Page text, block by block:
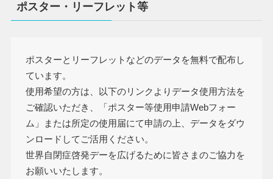
ポスター・リーフレット等
ポスターとリーフレットなどのデータを無料で配布し
ています。
使用希望の方は、以下のリンクよりデータ使用方法を
ご確認いただき、「ポスター等使用申請Webフォー
ム」または所定の使用届にて申請の上、データをダウ
ンロードしてご活用ください。
世界自閉症啓発デーを広げるために皆さまのご協力を
お願いいたします。